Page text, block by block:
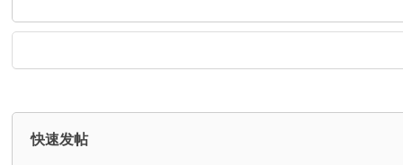
快速发帖